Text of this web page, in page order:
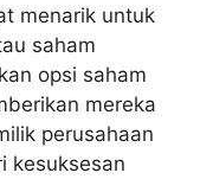
menarik untuk
saham
opsi saham
mereka
perusahaan
kesuksesan